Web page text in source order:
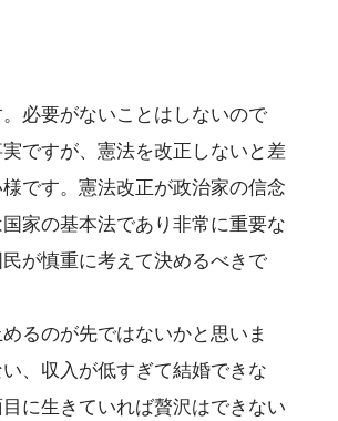
必要がないことはしないので
ですが、憲法を改正しないと差
です。憲法改正が政治家の信念
家の基本法であり非常に重要な
が慎重に考えて決めるべきで
るのが先ではないかと思いま
、収入が低すぎて結婚できな
に生きていれば贅沢はできない